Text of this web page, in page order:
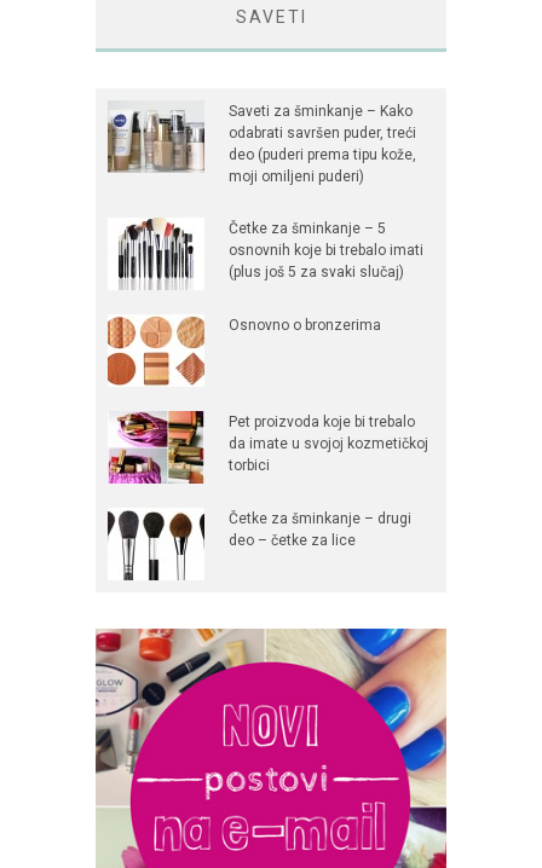
SAVETI
Saveti za šminkanje – Kako
odabrati savršen puder, treći
deo (puderi prema tipu kože,
moji omiljeni puderi)
Četke za šminkanje – 5
osnovnih koje bi trebalo imati
(plus još 5 za svaki slučaj)
Osnovno o bronzerima
Pet proizvoda koje bi trebalo
da imate u svojoj kozmetičkoj
torbici
Četke za šminkanje – drugi
deo – četke za lice